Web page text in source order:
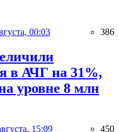
00:03 386
в АЧГ на 31%,
уровне 8 млн
15:09 450